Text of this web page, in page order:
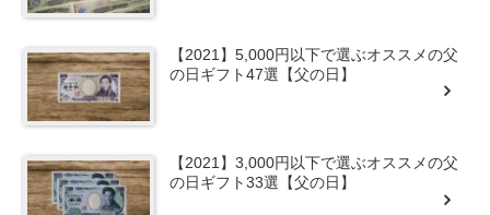
【2021】5,000円以下で選ぶオススメの父
の日ギフト47選【父の日】
【2021】3,000円以下で選ぶオススメの父
の日ギフト33選【父の日】